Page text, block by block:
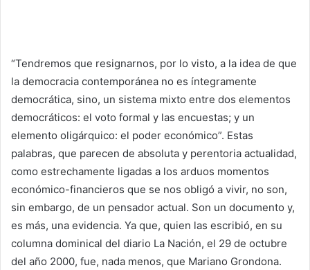
“Tendremos que resignarnos, por lo visto, a la idea de que
la democracia contemporánea no es íntegramente
democrática, sino, un sistema mixto entre dos elementos
democráticos: el voto formal y las encuestas; y un
elemento oligárquico: el poder económico”. Estas
palabras, que parecen de absoluta y perentoria actualidad,
como estrechamente ligadas a los arduos momentos
económico-financieros que se nos obligó a vivir, no son,
sin embargo, de un pensador actual. Son un documento y,
es más, una evidencia. Ya que, quien las escribió, en su
columna dominical del diario La Nación, el 29 de octubre
del año 2000, fue, nada menos, que Mariano Grondona.